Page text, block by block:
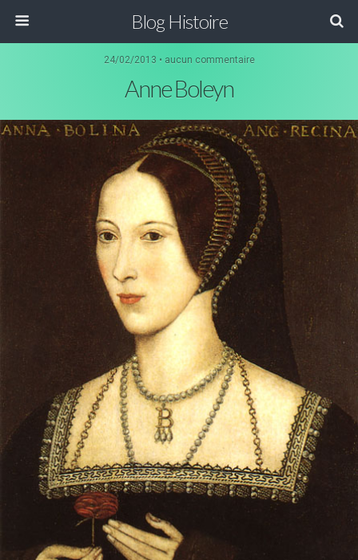
Blog Histoire
24/02/2013 • aucun commentaire
Anne Boleyn